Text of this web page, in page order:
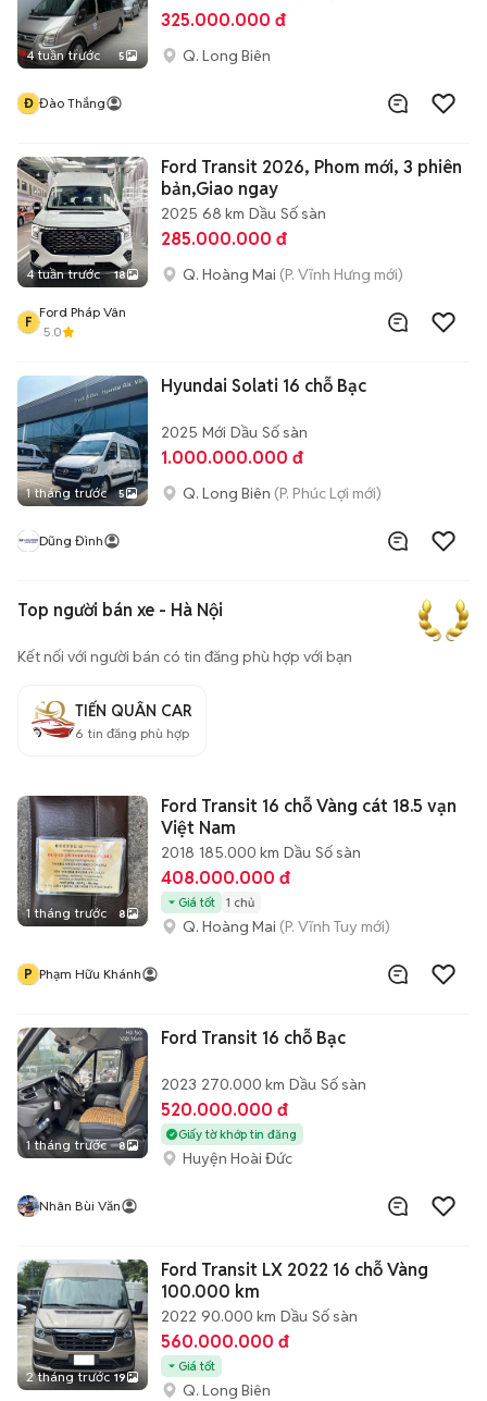
4 tuần trước 5
325.000.000 đ
Q. Long Biên
Đ Đào Thắng
4 tuần trước 18
Ford Transit 2026, Phom mới, 3 phiên
bản,Giao ngay
2025 68 km Dầu Số sàn
285.000.000 đ
Q. Hoàng Mai (P. Vĩnh Hưng mới)
F
Ford Pháp Vân
5.0
1 tháng trước 5
Hyundai Solati 16 chỗ Bạc
2025 Mới Dầu Số sàn
1.000.000.000 đ
Q. Long Biên (P. Phúc Lợi mới)
Dũng Đình
Top người bán xe - Hà Nội
Kết nối với người bán có tin đăng phù hợp với bạn
TIẾN QUÂN CAR
6 tin đăng phù hợp
1 tháng trước 8
Ford Transit 16 chỗ Vàng cát 18.5 vạn
Việt Nam
2018 185.000 km Dầu Số sàn
408.000.000 đ
Giá tốt 1 chủ
Q. Hoàng Mai (P. Vĩnh Tuy mới)
P Phạm Hữu Khánh
1 tháng trước 8
Ford Transit 16 chỗ Bạc
2023 270.000 km Dầu Số sàn
520.000.000 đ
Giấy tờ khớp tin đăng
Huyện Hoài Đức
Nhân Bùi Văn
2 tháng trước 19
Ford Transit LX 2022 16 chỗ Vàng
100.000 km
2022 90.000 km Dầu Số sàn
560.000.000 đ
Giá tốt
Q. Long Biên